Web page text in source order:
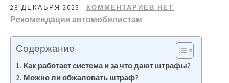
28 ДЕКАБРЯ 2023 КОММЕНТАРИЕВ НЕТ
Рекомендации автомобилистам
Содержание
Как работает система и за что дают штрафы?
Можно ли обжаловать штраф?